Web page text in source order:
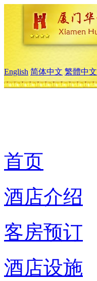
English 简体中文 繁體中文
首页
酒店介绍
客房预订
酒店设施